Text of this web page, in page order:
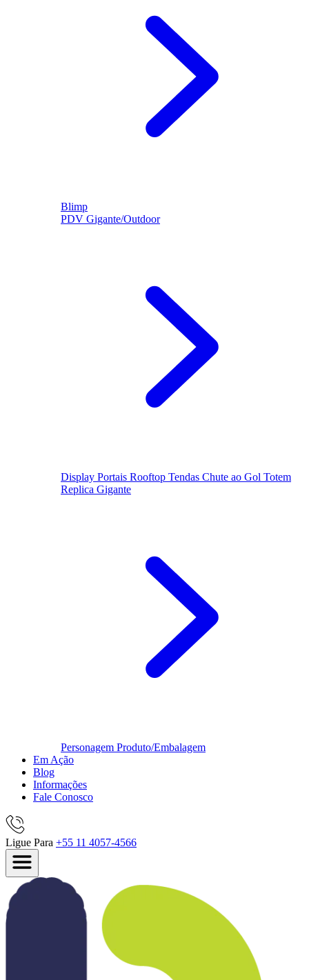
Blimp
PDV Gigante/Outdoor
Display Portais Rooftop Tendas Chute ao Gol Totem
Replica Gigante
Personagem Produto/Embalagem
Em Ação
Blog
Informações
Fale Conosco
Ligue Para +55 11 4057-4566